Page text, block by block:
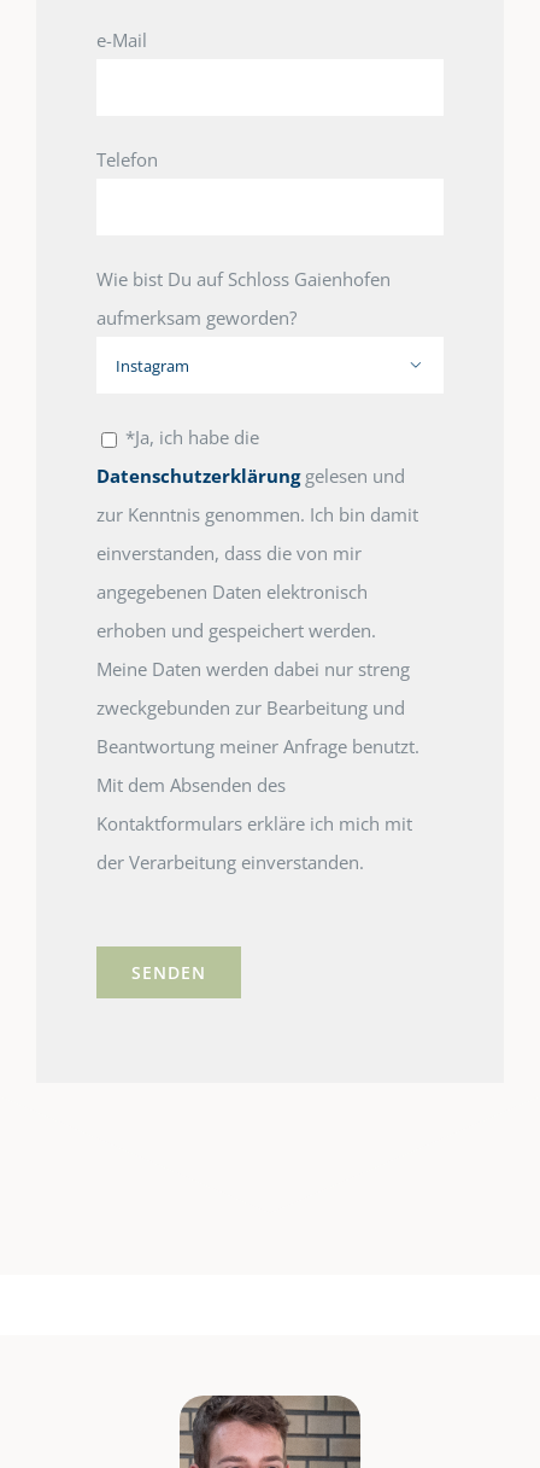
e-Mail
Telefon
Wie bist Du auf Schloss Gaienhofen
aufmerksam geworden?

*Ja, ich habe die
Datenschutzerklärunggelesen und
zur Kenntnis genommen. Ich bin damit
einverstanden, dass die von mir
angegebenen Daten elektronisch
erhoben und gespeichert werden.
Meine Daten werden dabei nur streng
zweckgebunden zur Bearbeitung und
Beantwortung meiner Anfrage benutzt.
Mit dem Absenden des
Kontaktformulars erkläre ich mich mit
der Verarbeitung einverstanden.
Bitte
lasse